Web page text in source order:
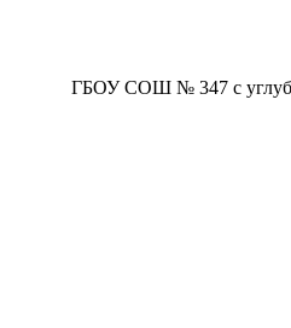
ГБОУ СОШ № 347 с